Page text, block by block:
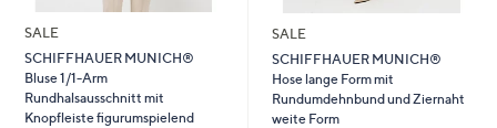
SALE
SCHIFFHAUER MUNICH®
Bluse 1/1-Arm
Rundhalsausschnitt mit
Knopfleiste figurumspielend
SALE
SCHIFFHAUER MUNICH®
Hose lange Form mit
Rundumdehnbund und Ziernaht
weite Form